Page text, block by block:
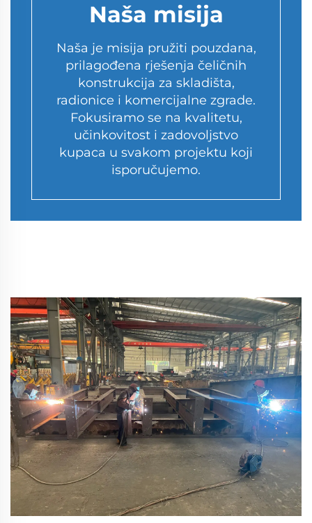
Naša misija
Naša je misija pružiti pouzdana,
prilagođena rješenja čeličnih
konstrukcija za skladišta,
radionice i komercijalne zgrade.
Fokusiramo se na kvalitetu,
učinkovitost i zadovoljstvo
kupaca u svakom projektu koji
isporučujemo.